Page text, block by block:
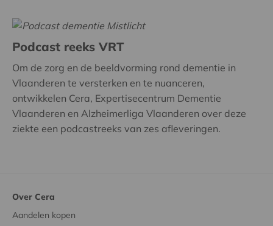
Podcast reeks VRT
Om de zorg en de beeldvorming rond dementie in
Vlaanderen te versterken en te nuanceren,
ontwikkelen Cera, Expertisecentrum Dementie
Vlaanderen en Alzheimerliga Vlaanderen over deze
ziekte een podcastreeks van zes afleveringen.
Over Cera
Aandelen kopen